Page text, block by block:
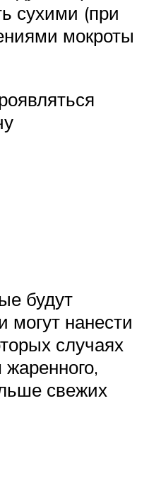
сухими (при
мокроты
будут
могут нанести
случаях
свежих